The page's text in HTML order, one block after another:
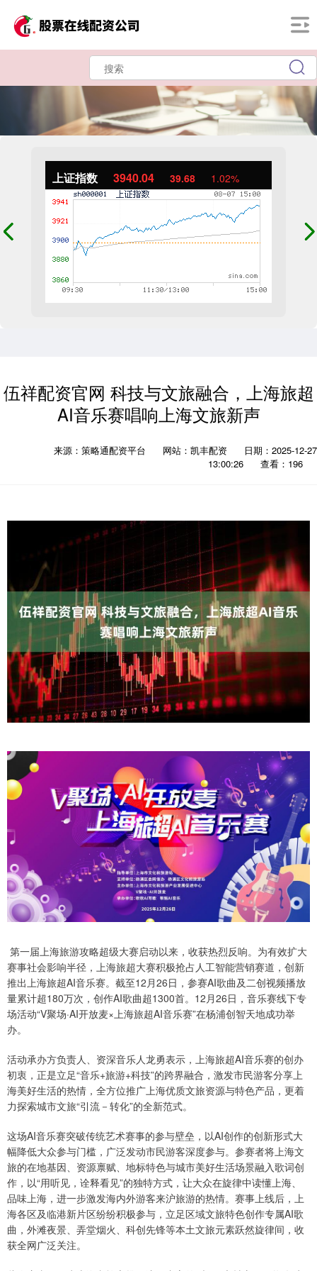
上证指数 3940.04 39.68 1.02%
伍祥配资官网 科技与文旅融合，上海旅超
AI音乐赛唱响上海文旅新声
来源：策略通配资平台 网站：凯丰配资
日期：2025-12-27
13:00:26
查看：196
第一届上海旅游攻略超级大赛启动以来，收获热烈反响。为有效扩大
赛事社会影响半径，上海旅超大赛积极抢占人工智能营销赛道，创新
推出上海旅超AI音乐赛。截至12月26日，参赛AI歌曲及二创视频播放
量累计超180万次，创作AI歌曲超1300首。12月26日，音乐赛线下专
场活动“V聚场·AI开放麦×上海旅超AI音乐赛”在杨浦创智天地成功举
办。
活动承办方负责人、资深音乐人龙勇表示，上海旅超AI音乐赛的创办
初衷，正是立足“音乐+旅游+科技”的跨界融合，激发市民游客分享上
海美好生活的热情，全方位推广上海优质文旅资源与特色产品，更着
力探索城市文旅“引流－转化”的全新范式。
这场AI音乐赛突破传统艺术赛事的参与壁垒，以AI创作的创新形式大
幅降低大众参与门槛，广泛发动市民游客深度参与。参赛者将上海文
旅的在地基因、资源禀赋、地标特色与城市美好生活场景融入歌词创
作，以“用听见，诠释看见”的独特方式，让大众在旋律中读懂上海、
品味上海，进一步激发海内外游客来沪旅游的热情。赛事上线后，上
海各区及临港新片区纷纷积极参与，立足区域文旅特色创作专属AI歌
曲，外滩夜景、弄堂烟火、科创先锋等本土文旅元素跃然旋律间，收
获全网广泛关注。